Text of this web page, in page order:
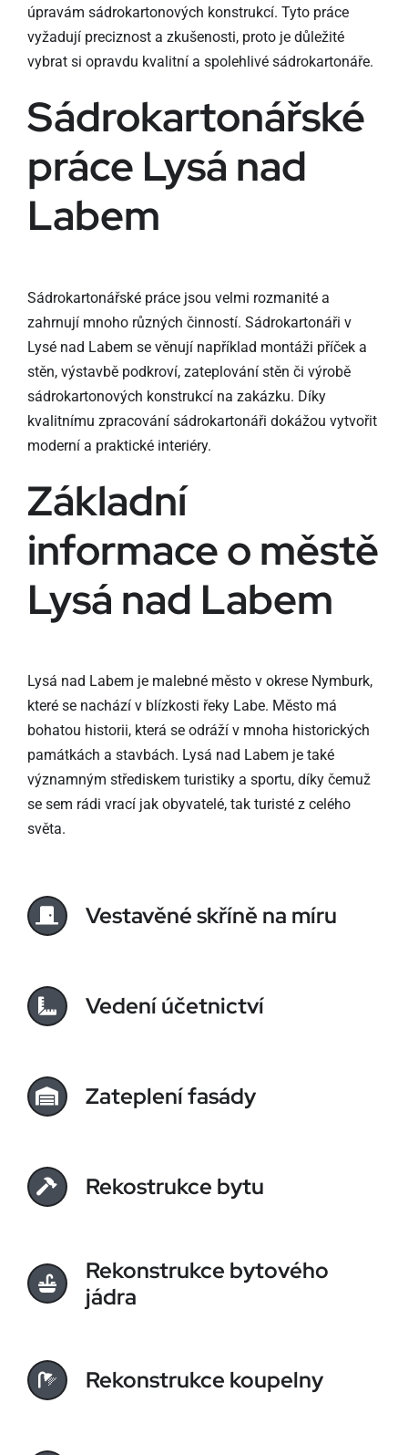
úpravám sádrokartonových konstrukcí. Tyto práce
vyžadují preciznost a zkušenosti, proto je důležité
vybrat si opravdu kvalitní a spolehlivé sádrokartonáře.
Sádrokartonářské
práce Lysá nad
Labem
Sádrokartonářské práce jsou velmi rozmanité a
zahrnují mnoho různých činností. Sádrokartonáři v
Lysé nad Labem se věnují například montáži příček a
stěn, výstavbě podkroví, zateplování stěn či výrobě
sádrokartonových konstrukcí na zakázku. Díky
kvalitnímu zpracování sádrokartonáři dokážou vytvořit
moderní a praktické interiéry.
Základní
informace o městě
Lysá nad Labem
Lysá nad Labem je malebné město v okrese Nymburk,
které se nachází v blízkosti řeky Labe. Město má
bohatou historii, která se odráží v mnoha historických
památkách a stavbách. Lysá nad Labem je také
významným střediskem turistiky a sportu, díky čemuž
se sem rádi vrací jak obyvatelé, tak turisté z celého
světa.
Vestavěné skříně na míru
Vedení účetnictví
Zateplení fasády
Rekostrukce bytu
Rekonstrukce bytového
jádra
Rekonstrukce koupelny